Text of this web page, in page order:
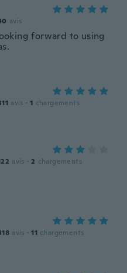
avis
forward to using
avis · 1 chargements
avis · 2 chargements
avis · 11 chargements